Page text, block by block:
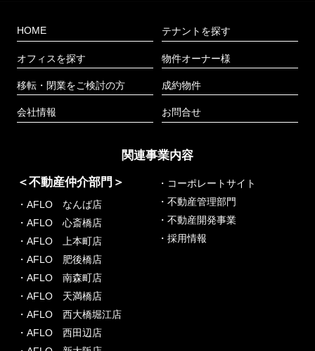
HOME
オフィスを探す
移転・閉業をご検討の方
会社情報
テナントを探す
物件オーナー様
成約物件
お問合せ
関連事業内容
＜不動産仲介部門＞
・AFLO なんば店
・AFLO 心斎橋店
・AFLO 上本町店
・AFLO 肥後橋店
・AFLO 南森町店
・AFLO 天満橋店
・AFLO 西大橋堀江店
・AFLO 西田辺店
・コーポレートサイト
・不動産管理部門
・不動産開発事業
・採用情報